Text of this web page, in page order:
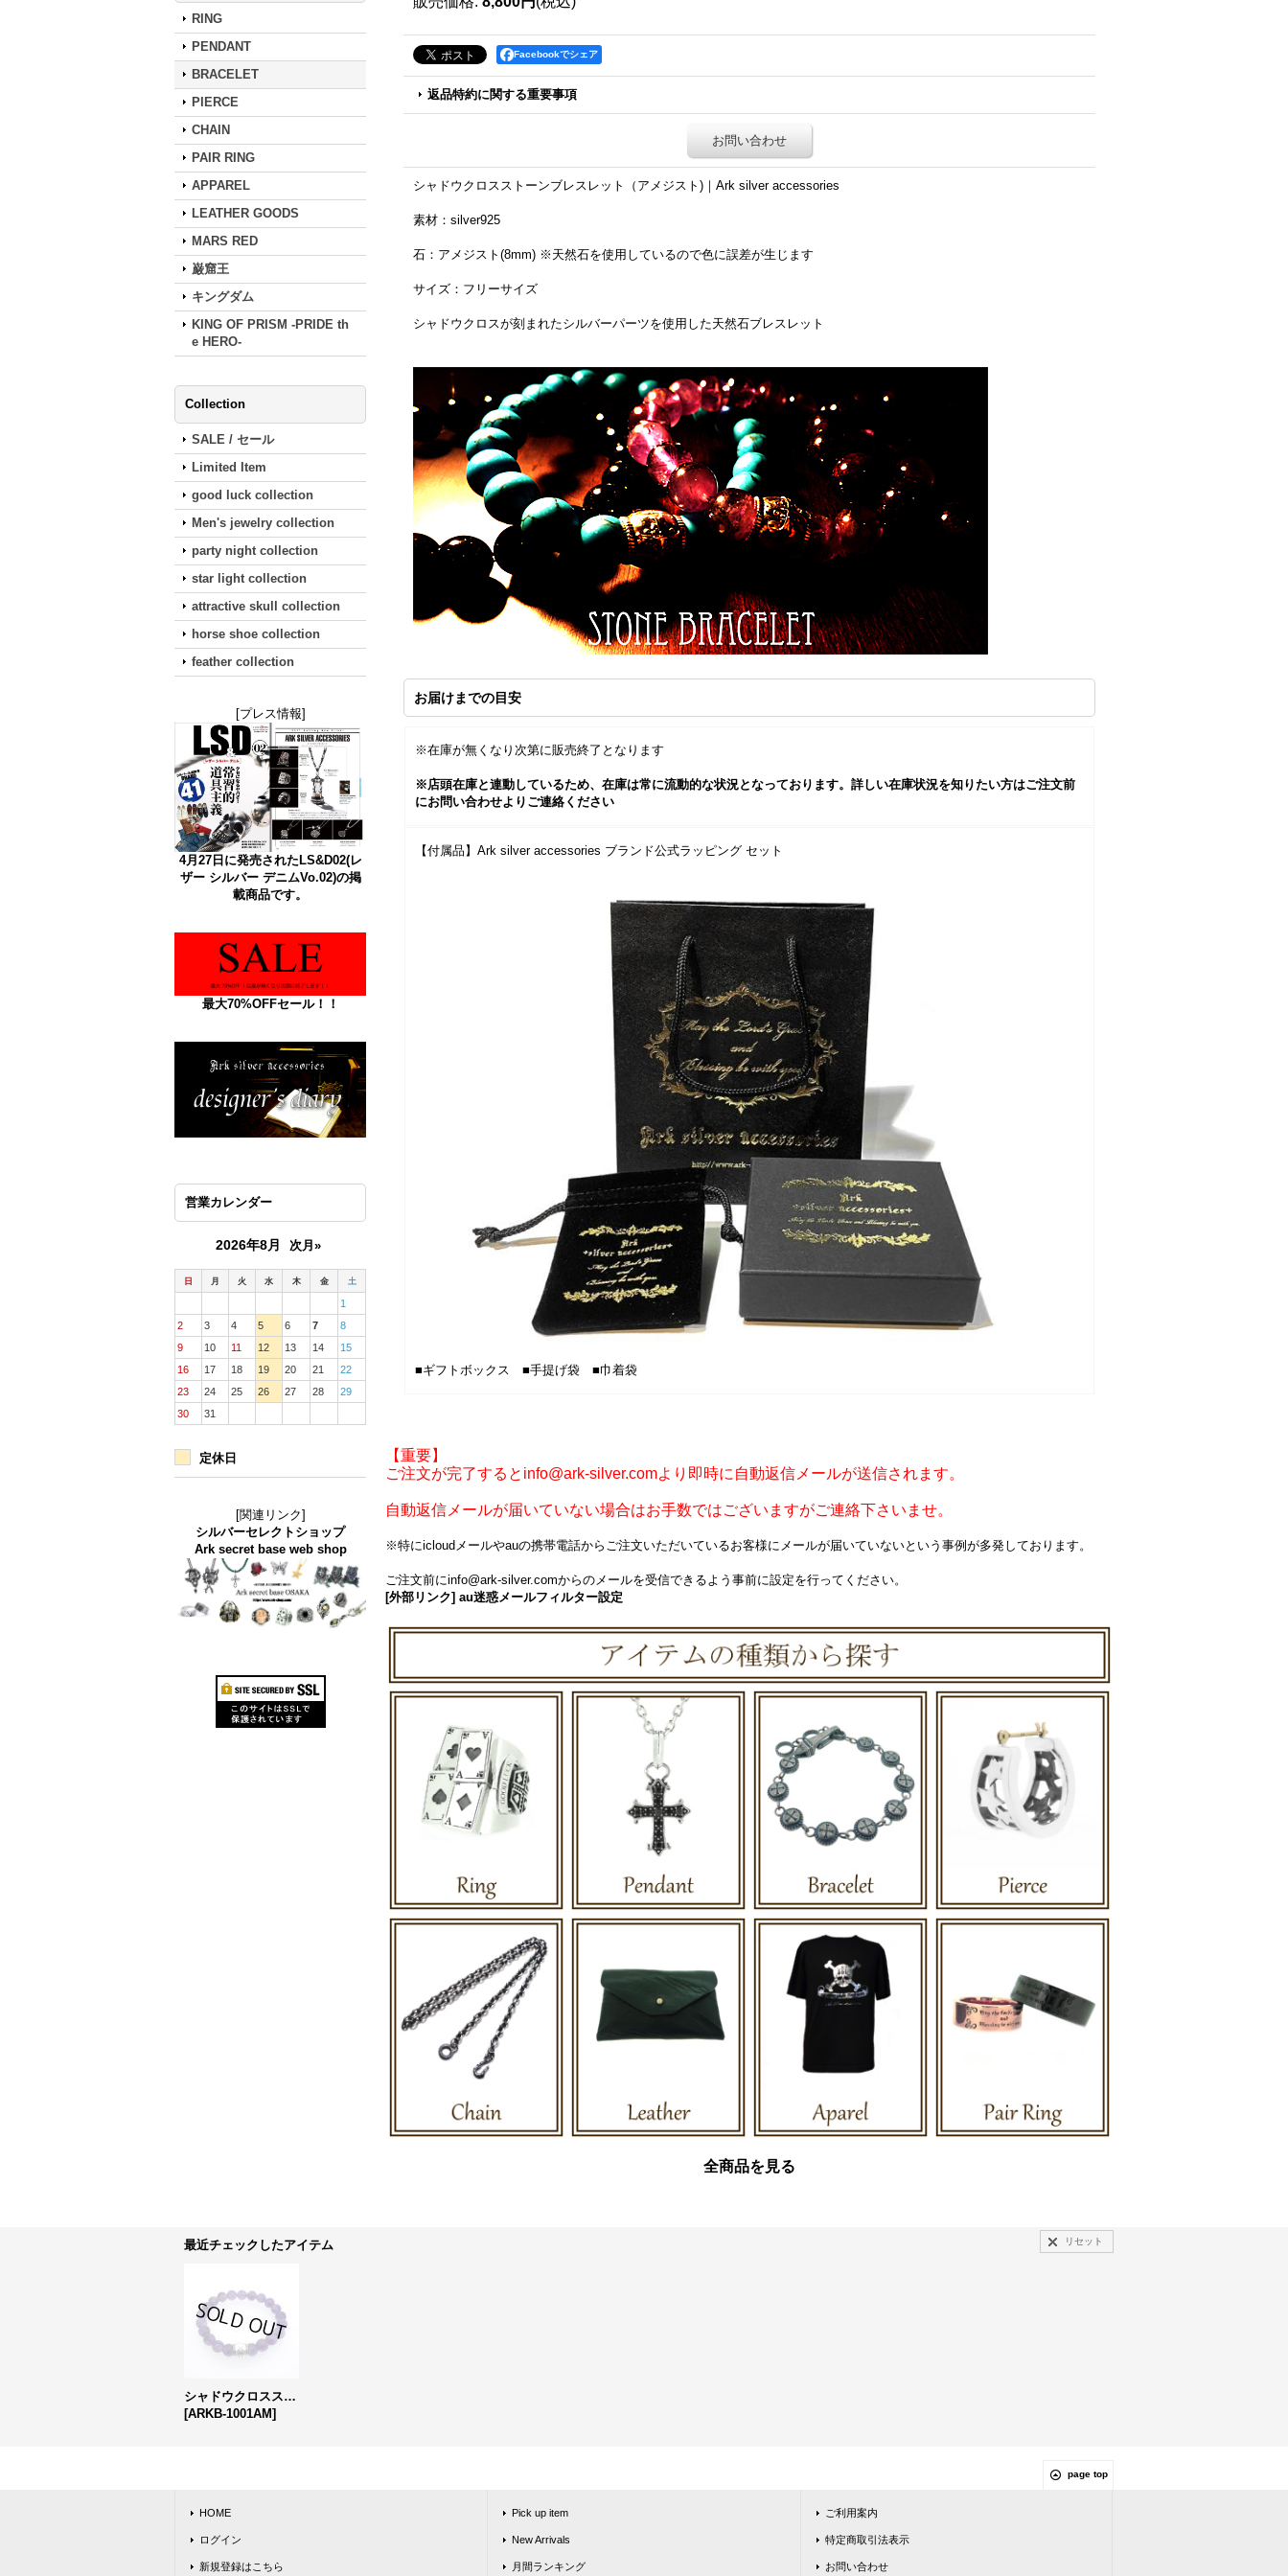
RING
PENDANT
BRACELET
PIERCE
CHAIN
PAIR RING
APPAREL
LEATHER GOODS
MARS RED
巌窟王
キングダム
KING OF PRISM -PRIDE th
e HERO-
Collection
SALE / セール
Limited Item
good luck collection
Men's jewelry collection
party night collection
star light collection
attractive skull collection
horse shoe collection
feather collection
[プレス情報]
4月27日に発売されたLS&D02(レ
ザー シルバー デニムVo.02)の掲
載商品です。
最大70%OFFセール！！
営業カレンダー
2026年8月 次月»
日 月 火 水 木 金 土
1
2
3 4 5 6 7
8
9
10 11 12 13 14
15
16
17 18 19 20 21
22
23
24 25 26 27 28
29
30
31
定休日
[関連リンク]
シルバーセレクトショップ
Ark secret base web shop
Facebookでシェア
返品特約に関する重要事項
お問い合わせ
シャドウクロスストーンブレスレット（アメジスト)｜Ark silver accessories
素材：silver925
石：アメジスト(8mm) ※天然石を使用しているので色に誤差が生じます
サイズ：フリーサイズ
シャドウクロスが刻まれたシルバーパーツを使用した天然石ブレスレット
お届けまでの目安
※在庫が無くなり次第に販売終了となります
※店頭在庫と連動しているため、在庫は常に流動的な状況となっております。詳しい在庫状況を知りたい方はご注文前
にお問い合わせよりご連絡ください
【付属品】Ark silver accessories ブランド公式ラッピング セット
■ギフトボックス ■手提げ袋 ■巾着袋
【重要】
ご注文が完了するとinfo@ark-silver.comより即時に自動返信メールが送信されます。
自動返信メールが届いていない場合はお手数ではございますがご連絡下さいませ。
※特にicloudメールやauの携帯電話からご注文いただいているお客様にメールが届いていないという事例が多発しております。
ご注文前にinfo@ark-silver.comからのメールを受信できるよう事前に設定を行ってください。
[外部リンク] au迷惑メールフィルター設定
全商品を見る
最近チェックしたアイテム リセット
シャドウクロスストーンブレスレット アメジスト
[ARKB-1001AM]
page top
HOME
ログイン
新規登録はこちら
Pick up item
New Arrivals
月間ランキング
ご利用案内
特定商取引法表示
お問い合わせ